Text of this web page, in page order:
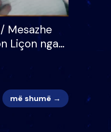
Mesazhe
Liçon nga
më shumë →